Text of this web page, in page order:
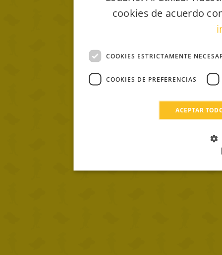
cookies de acuerdo
COOKIES ESTRICTAMENTE
COOKIES DE PREFERENCIAS
ACEPTAR